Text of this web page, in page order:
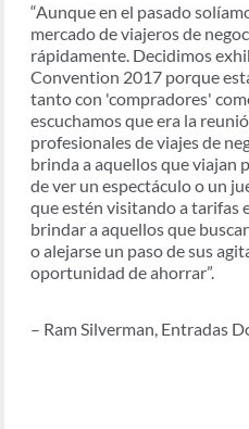
“Aunque en el pasado
mercado de viajeros de
rápidamente. Decidimos
Convention 2017 porque
tanto con 'compradores'
escuchamos que era la
profesionales de viajes de
brinda a aquellos que viajan
de ver un espectáculo o un
que estén visitando a tarifas
brindar a aquellos que
o alejarse un paso de sus
oportunidad de ahorrar”.
– Ram Silverman, Entradas